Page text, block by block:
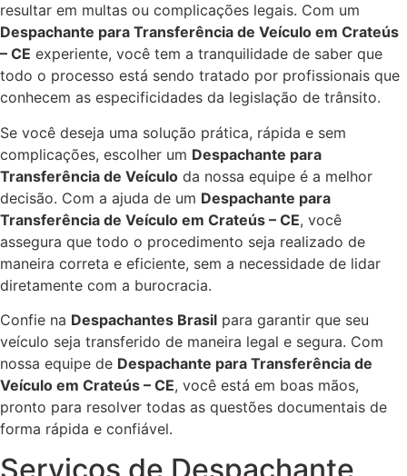
resultar em multas ou complicações legais. Com um
Despachante para Transferência de Veículo em Crateús
– CE experiente, você tem a tranquilidade de saber que
todo o processo está sendo tratado por profissionais que
conhecem as especificidades da legislação de trânsito.
Se você deseja uma solução prática, rápida e sem
complicações, escolher um Despachante para
Transferência de Veículo da nossa equipe é a melhor
decisão. Com a ajuda de um Despachante para
Transferência de Veículo em Crateús – CE, você
assegura que todo o procedimento seja realizado de
maneira correta e eficiente, sem a necessidade de lidar
diretamente com a burocracia.
Confie na Despachantes Brasil para garantir que seu
veículo seja transferido de maneira legal e segura. Com
nossa equipe de Despachante para Transferência de
Veículo em Crateús – CE, você está em boas mãos,
pronto para resolver todas as questões documentais de
forma rápida e confiável.